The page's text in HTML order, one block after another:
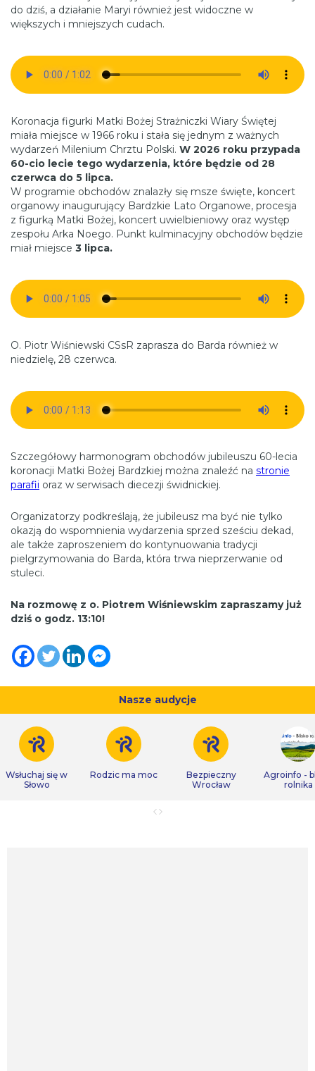
do dziś, a działanie Maryi również jest widoczne w
większych i mniejszych cudach.
Koronacja figurki Matki Bożej Strażniczki Wiary Świętej
miała miejsce w 1966 roku i stała się jednym z ważnych
wydarzeń Milenium Chrztu Polski. W 2026 roku przypada
60-cio lecie tego wydarzenia, które będzie od 28
czerwca do 5 lipca.
W programie obchodów znalazły się msze święte, koncert
organowy inaugurujący Bardzkie Lato Organowe, procesja
z figurką Matki Bożej, koncert uwielbieniowy oraz występ
zespołu Arka Noego. Punkt kulminacyjny obchodów będzie
miał miejsce 3 lipca.
O. Piotr Wiśniewski CSsR zaprasza do Barda również w
niedzielę, 28 czerwca.
Szczegółowy harmonogram obchodów jubileuszu 60-lecia
koronacji Matki Bożej Bardzkiej można znaleźć na stronie
parafii oraz w serwisach diecezji świdnickiej.
Organizatorzy podkreślają, że jubileusz ma być nie tylko
okazją do wspomnienia wydarzenia sprzed sześciu dekad,
ale także zaproszeniem do kontynuowania tradycji
pielgrzymowania do Barda, która trwa nieprzerwanie od
stuleci.
Na rozmowę z o. Piotrem Wiśniewskim zapraszamy już
dziś o godz. 13:10!
Nasze audycje
Wsłuchaj się w
Słowo
Rodzic ma moc
Bezpieczny
Wrocław
Agroinfo -
rolnika